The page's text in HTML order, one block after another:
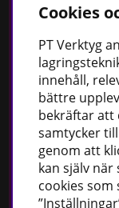
Håll dig
Nyheter
Guider
Facebook
Instagram
PT Verktyg
Stationsvägen 30
Cookies
PTVerktyg
innehåll,
bättre
bekräftar att
samtycker
genom att
kan själv
cookies som